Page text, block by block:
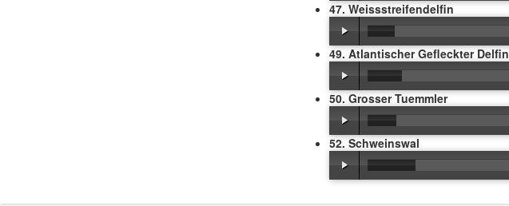
47. Weissstreifendelfin
49. Atlantischer Gefleckter Delfin
50. Grosser Tuemmler
52. Schweinswal